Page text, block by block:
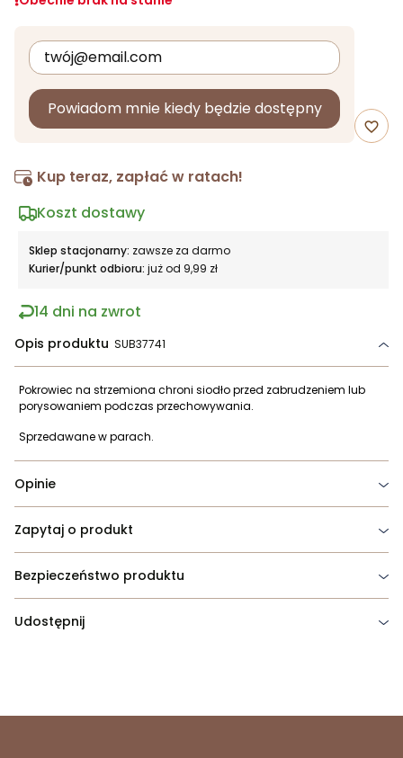
Powiadom mnie kiedy będzie dostępny
favorite_border
Kup teraz, zapłać w ratach!
Koszt dostawy
Sklep stacjonarny: zawsze za darmo
Kurier/punkt odbioru: już od 9,99 zł
14 dni na zwrot
Opis produktu SUB37741
Pokrowiec na strzemiona chroni siodło przed zabrudzeniem lub
porysowaniem podczas przechowywania.
Sprzedawane w parach.
Opinie
Zapytaj o produkt
Bezpieczeństwo produktu
Udostępnij